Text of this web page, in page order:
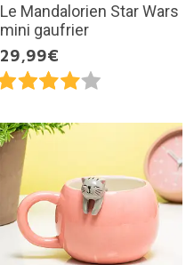
Le Mandalorien Star Wars
mini gaufrier
29,99€